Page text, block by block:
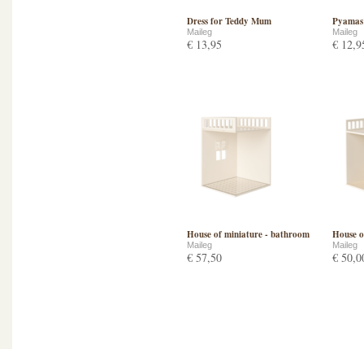
Dress for Teddy Mum
Maileg
€ 13,95
Maileg
€
House of miniature - bathroom
Maileg
€ 57,50
House
Maileg
€